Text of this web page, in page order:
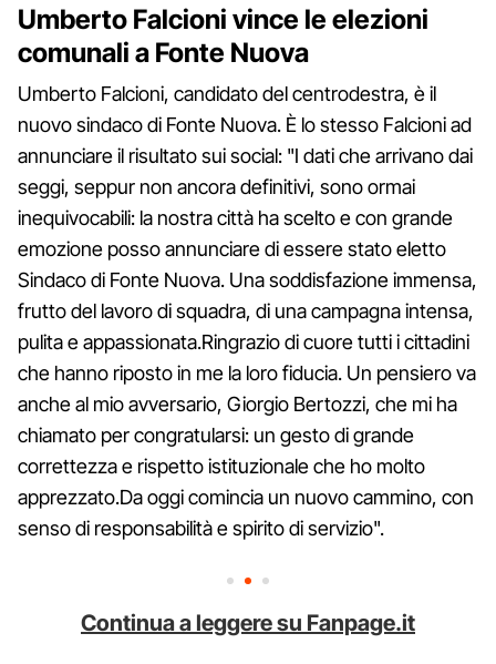
Umberto Falcioni vince le elezioni
comunali a Fonte Nuova
Umberto Falcioni, candidato del centrodestra, è il
nuovo sindaco di Fonte Nuova. È lo stesso Falcioni ad
annunciare il risultato sui social: "I dati che arrivano dai
seggi, seppur non ancora definitivi, sono ormai
inequivocabili: la nostra città ha scelto e con grande
emozione posso annunciare di essere stato eletto
Sindaco di Fonte Nuova. Una soddisfazione immensa,
frutto del lavoro di squadra, di una campagna intensa,
pulita e appassionata.Ringrazio di cuore tutti i cittadini
che hanno riposto in me la loro fiducia. Un pensiero va
anche al mio avversario, Giorgio Bertozzi, che mi ha
chiamato per congratularsi: un gesto di grande
correttezza e rispetto istituzionale che ho molto
apprezzato.Da oggi comincia un nuovo cammino, con
senso di responsabilità e spirito di servizio".
Continua a leggere su Fanpage.it